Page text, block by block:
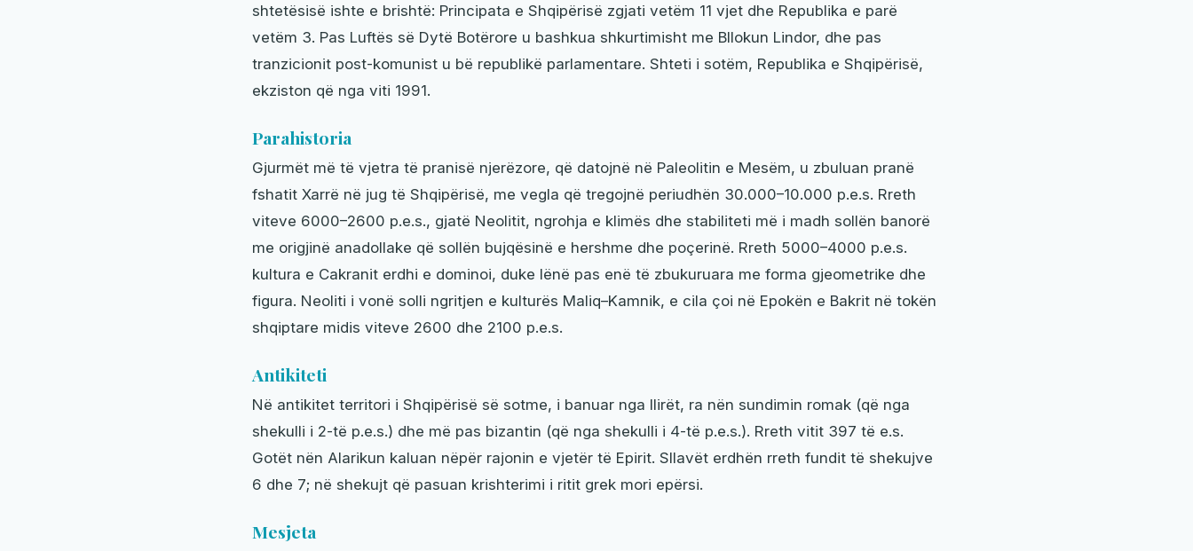
shtetësisë ishte e brishtë: Principata e Shqipërisë zgjati vetëm 11 vjet dhe Republika e parë
vetëm 3. Pas Luftës së Dytë Botërore u bashkua shkurtimisht me Bllokun Lindor, dhe pas
tranzicionit post-komunist u bë republikë parlamentare. Shteti i sotëm, Republika e Shqipërisë,
ekziston që nga viti 1991.
Parahistoria
Gjurmët më të vjetra të pranisë njerëzore, që datojnë në Paleolitin e Mesëm, u zbuluan pranë
fshatit Xarrë në jug të Shqipërisë, me vegla që tregojnë periudhën 30.000–10.000 p.e.s. Rreth
viteve 6000–2600 p.e.s., gjatë Neolitit, ngrohja e klimës dhe stabiliteti më i madh sollën banorë
me origjinë anadollake që sollën bujqësinë e hershme dhe poçerinë. Rreth 5000–4000 p.e.s.
kultura e Cakranit erdhi e dominoi, duke lënë pas enë të zbukuruara me forma gjeometrike dhe
figura. Neoliti i vonë solli ngritjen e kulturës Maliq–Kamnik, e cila çoi në Epokën e Bakrit në tokën
shqiptare midis viteve 2600 dhe 2100 p.e.s.
Antikiteti
Në antikitet territori i Shqipërisë së sotme, i banuar nga Ilirët, ra nën sundimin romak (që nga
shekulli i 2-të p.e.s.) dhe më pas bizantin (që nga shekulli i 4-të p.e.s.). Rreth vitit 397 të e.s.
Gotët nën Alarikun kaluan nëpër rajonin e vjetër të Epirit. Sllavët erdhën rreth fundit të shekujve
6 dhe 7; në shekujt që pasuan krishterimi i ritit grek mori epërsi.
Mesjeta